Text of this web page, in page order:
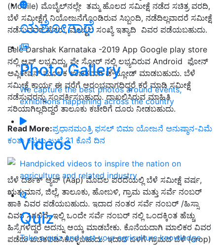
ಯಶೋಗಾಥೆ
Photo Gallery
We capture the best photos around events,
exhibitions happening across the country
Videos
Handpicked videos to inspire the nation on
agriculture and related industry
Quiz
Take a quiz and test your agriculture knowledge
(Mobile) ಮೊಬೈಲ್‌ನಲ್ಲೇ ತಮ್ಮ ಹೊಲದ ಸಮೀಕ್ಷೆ ನಡೆದ ಸಚಿತ್ರ ವರದಿ,
ಬೆಳೆ ಸಮೀಕ್ಷೆಗೆ ನಿಯೋಜನೆಗೊಂಡಿರುವ ಸಿಬ್ಬಂದಿ, ನಡೆದಿಲ್ಲವಾದರೆ ಸಮೀಕ್ಷೆ
ನಡೆಸುವವರ ಹೆಸರು, ಮೊಬೈಲ ಸಂಖ್ಯೆ ಇತ್ಯಾದಿ ವಿವರ ಪಡೆಯಬಹುದು.
Bele Darshak Karnataka -2019 App Google play store
ನಲ್ಲಿ ಆ್ಯಪ್‌ ಲಭ್ಯವಿದ್ದು, ಪ್ಲೇ ಸ್ಟೋರ್ ನಲ್ಲಿ ಲಭ್ಯವಿರುವ Android ಫೋನ್
ಅಪ್ಲಿಕೇಷನ್ ಮೂಲಕ ಉಚಿತವಾಗಿ ಡೌನ್ಲೋಡ್ ಮಾಡಬಹುದು. ಬೆಳೆ
ಸಮೀಕ್ಷೆ ಕಾರ್ಯ ಈ ವರೆಗೆ ಆರಂಭವಾಗದಿದ್ದರೆ ಕರೆ ಮಾಡಿ ಸಮೀಕ್ಷೆ
ನಡೆಸುವರನ್ನು ಸಂಪರ್ಕಿಸಬಹುದು. ದಾಖಲಿಸಿರುವ ಮಾಹಿತಿ
ಸರಿಯಾಗಿಲ್ಲದಿದ್ದರೆ ತಾಲೂಕು ಕಚೇರಿಗೆ ದೂರು ನೀಡಬಹುದು.
Read More:ಪ್ರಧಾನಮಂತ್ರಿ ಫಸಲ್ ಬಿಮಾ ಯೋಜನೆ ಅನುಷ್ಠಾನ-ವಿಮೆ
ಕಂತು ಕಟ್ಟಲು ಜುಲೈ 31 ಕೊನೆ ದಿನ
ಬೆಳೆ ದರ್ಶಕ್ ಆ್ಯಪ್‌ (Aap) ಮೊದಲ ಪರದೆಯಲ್ಲಿ ಬೆಳೆ ಸಮೀಕ್ಷೆ ವರ್ಷ,
ಋತುಮಾನ, ಜಿಲ್ಲೆ, ತಾಲೂಕು, ಹೋಬಳಿ, ಗ್ರಾಮ ಮತ್ತು ಸರ್ವೆ ನಂಬರ್
ಹಾಕಿ ವಿವರ ಪಡೆಯಬಹುದು. ಇದಾದ ನಂತರ ಸರ್ವೆ ನಂಬರ್ /ಹಿಸ್ಸಾ
ವಿವರ ಸಿಗಲಿದೆ. ಇಲ್ಲಿ ಒಂದೇ ಸರ್ವೆ ನಂಬರ್ ನಲ್ಲಿ ಒಂದಕ್ಕಿಂತ ಹೆಚ್ಚು
ಹಿಸ್ಸೆಗಳಿದ್ದರೆ ಅದನ್ನು ಆಯ್ಕ ಮಾಡಬೇಕು. ಕೊನೆಯದಾಗಿ ಮಾಲಿಕರ ವಿವರ
ಪಡೆದು ಖಚಿತಪಡಿಸಿಕೊಳ್ಳಬಹುದು. ಇದಾದ ಬಳಿಗೆ ಗ್ರಾಮದ ಬೆಳೆ (crop)